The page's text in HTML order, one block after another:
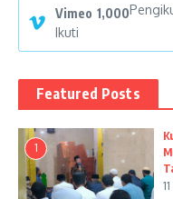
Vimeo 1,000
Ikuti
Featured Posts
1